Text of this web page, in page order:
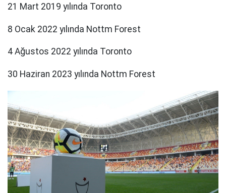
21 Mart 2019 yılında Toronto
8 Ocak 2022 yılında Nottm Forest
4 Ağustos 2022 yılında Toronto
30 Haziran 2023 yılında Nottm Forest